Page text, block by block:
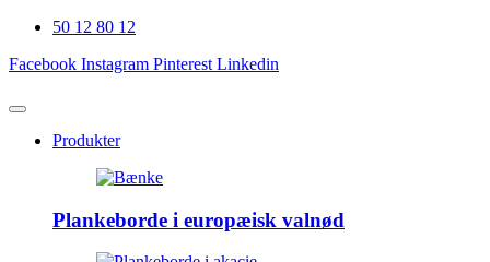
50 12 80 12
Facebook Instagram Pinterest Linkedin
Produkter
Plankeborde i europæisk valnød